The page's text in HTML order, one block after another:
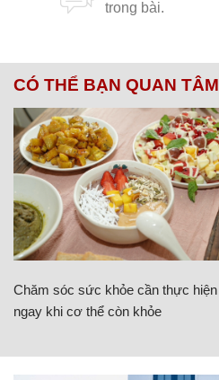
CÓ THỂ BẠN QUAN TÂM
Chăm sóc sức khỏe cần thực hiện
ngay khi cơ thể còn khỏe